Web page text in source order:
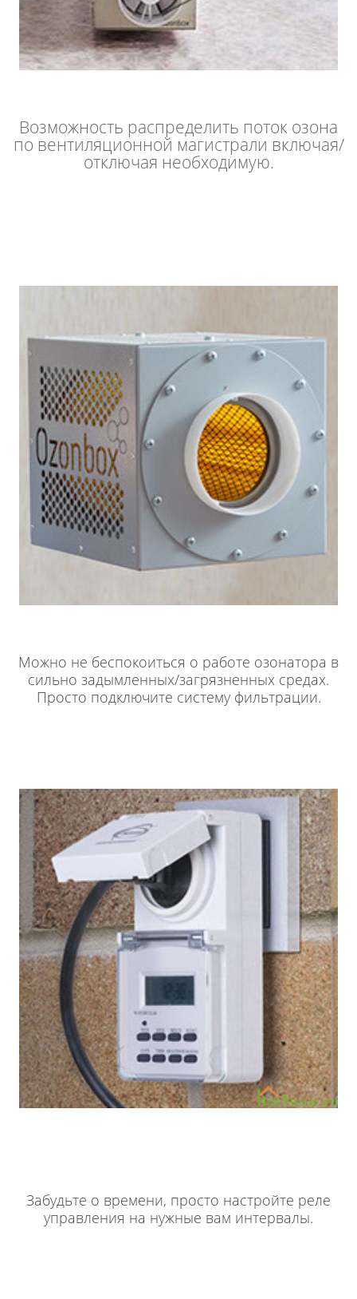
Возможность распределить поток озона
по вентиляционной магистрали включая/
отключая необходимую.
Можно не беспокоиться о работе озонатора в
сильно задымленных/загрязненных средах.
Просто подключите систему фильтрации.
Забудьте о времени, просто настройте реле
управления на нужные вам интервалы.